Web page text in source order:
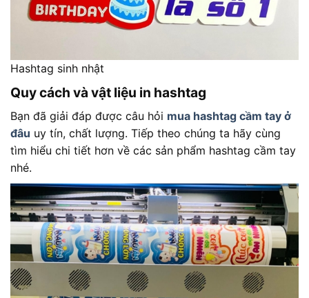
Hashtag sinh nhật
Quy cách và vật liệu in hashtag
Bạn đã giải đáp được câu hỏi mua hashtag cầm tay ở
đâu uy tín, chất lượng. Tiếp theo chúng ta hãy cùng
tìm hiểu chi tiết hơn về các sản phẩm hashtag cầm tay
nhé.